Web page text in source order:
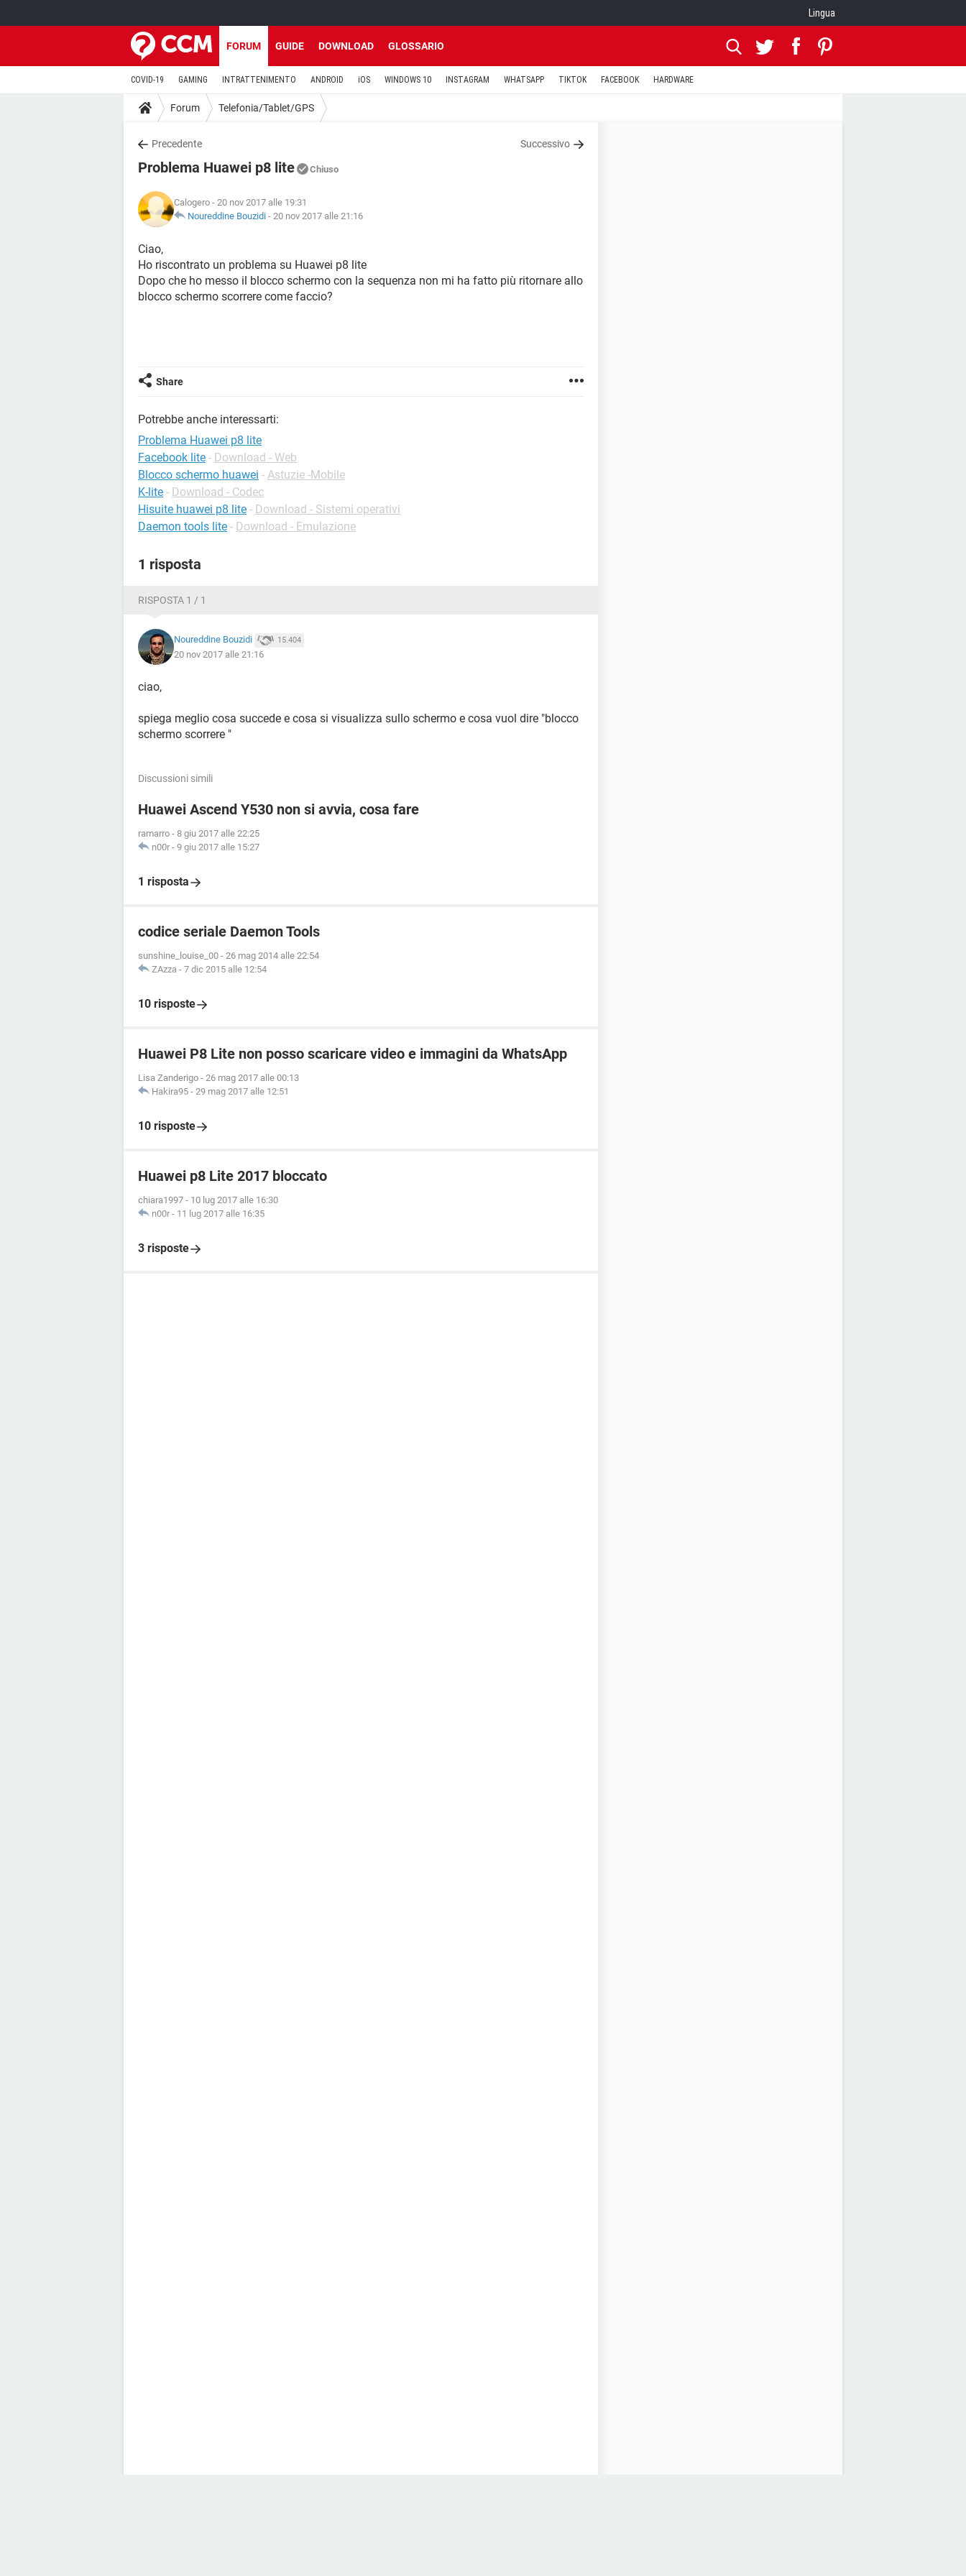
Lingua
FORUM GUIDE DOWNLOAD GLOSSARIO
COVID-19 GAMING INTRATTENIMENTO ANDROID iOS WINDOWS 10 INSTAGRAM WHATSAPP TIKTOK FACEBOOK HARDWARE
Forum Telefonia/Tablet/GPS
Precedente Successivo
Problema Huawei p8 lite Chiuso
Calogero - 20 nov 2017 alle 19:31
Noureddine Bouzidi - 20 nov 2017 alle 21:16
Ciao,
Ho riscontrato un problema su Huawei p8 lite
Dopo che ho messo il blocco schermo con la sequenza non mi ha fatto più ritornare allo
blocco schermo scorrere come faccio?
Share
Potrebbe anche interessarti:
Problema Huawei p8 lite
Facebook lite - Download - Web
Blocco schermo huawei - Astuzie -Mobile
K-lite - Download - Codec
Hisuite huawei p8 lite - Download - Sistemi operativi
Daemon tools lite - Download - Emulazione
1 risposta
RISPOSTA 1 / 1
Noureddine Bouzidi 15.404
20 nov 2017 alle 21:16
ciao,
spiega meglio cosa succede e cosa si visualizza sullo schermo e cosa vuol dire "blocco
schermo scorrere "
Discussioni simili
Huawei Ascend Y530 non si avvia, cosa fare
ramarro - 8 giu 2017 alle 22:25
n00r - 9 giu 2017 alle 15:27
1 risposta
codice seriale Daemon Tools
sunshine_louise_00 - 26 mag 2014 alle 22:54
ZAzza - 7 dic 2015 alle 12:54
10 risposte
Huawei P8 Lite non posso scaricare video e immagini da WhatsApp
Lisa Zanderigo - 26 mag 2017 alle 00:13
Hakira95 - 29 mag 2017 alle 12:51
10 risposte
Huawei p8 Lite 2017 bloccato
chiara1997 - 10 lug 2017 alle 16:30
n00r - 11 lug 2017 alle 16:35
3 risposte